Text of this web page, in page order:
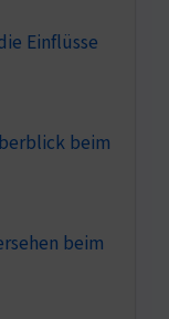
Einflüsse
beim
beim